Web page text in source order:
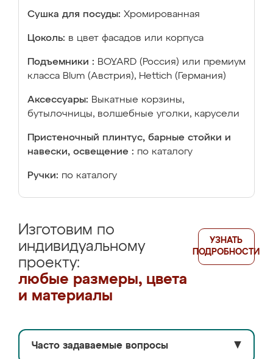
Сушка для посуды: Хромированная
Цоколь: в цвет фасадов или корпуса
Подъемники : BOYARD (Россия) или премиум
класса Blum (Австрия), Hettich (Германия)
Аксессуары: Выкатные корзины,
бутылочницы, волшебные уголки, карусели
Пристеночный плинтус, барные стойки и
навески, освещение : по каталогу
Ручки: по каталогу
Изготовим по
индивидуальному
проекту:
любые размеры, цвета
и материалы
УЗНАТЬ
ПОДРОБНОСТИ
Часто задаваемые вопросы ▼